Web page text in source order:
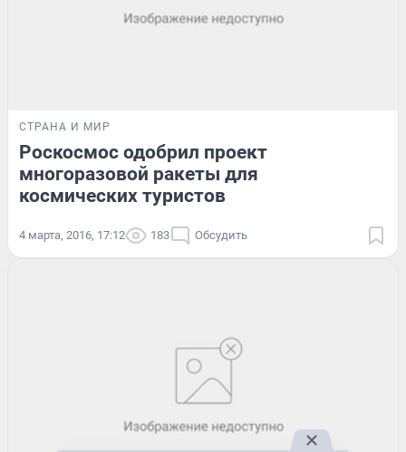
СТРАНА И МИР
Роскосмос одобрил проект
многоразовой ракеты для
космических туристов
4 марта, 2016, 17:12 183 Обсудить